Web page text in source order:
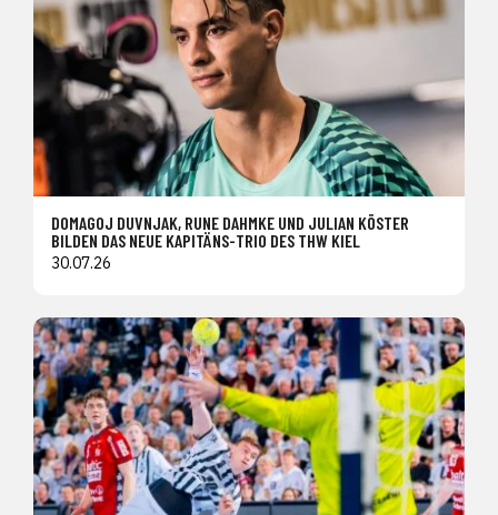
DOMAGOJ DUVNJAK, RUNE DAHMKE UND JULIAN KÖSTER
BILDEN DAS NEUE KAPITÄNS-TRIO DES THW KIEL
30.07.26